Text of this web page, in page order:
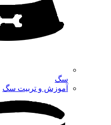
سگ
آموزش و تربیت سگ